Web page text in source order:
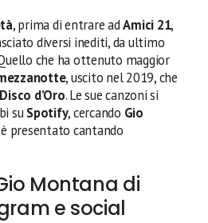
, prima di entrare adAmici 21,
diversi inediti, da ultimo
che ha ottenuto maggior
, uscito nel 2019, che
Disco d’Oro. Le sue canzoni si
suSpotify, cercando Gio
presentato cantando
Montana di
e social